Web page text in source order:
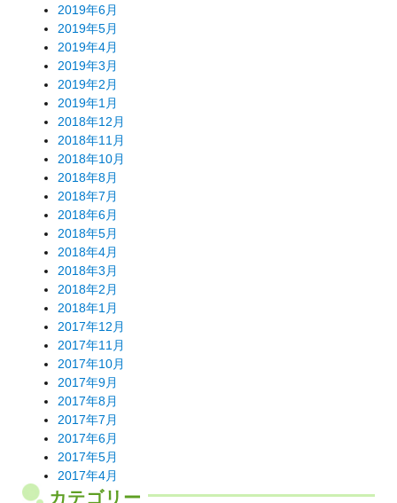
2019年6月
2019年5月
2019年4月
2019年3月
2019年2月
2019年1月
2018年12月
2018年11月
2018年10月
2018年8月
2018年7月
2018年6月
2018年5月
2018年4月
2018年3月
2018年2月
2018年1月
2017年12月
2017年11月
2017年10月
2017年9月
2017年8月
2017年7月
2017年6月
2017年5月
2017年4月
カテゴリー